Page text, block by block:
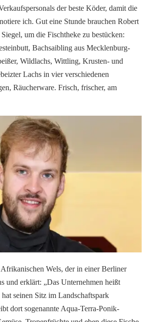
der beste Köder, damit die
ich. Gut eine Stunde brauchen Robert
um die Fischtheke zu bestücken:
Bachsaibling aus Mecklenburg-
Wildlachs, Wittling, Krusten- und
Lachs in vier verschiedenen
Räucherware. Frisch, frischer, am
Wels, der in einer Berliner
und erklärt: „Das Unternehmen heißt
seinen Sitz im Landschaftspark
dort sogenannte Aqua-Terra-Ponik-